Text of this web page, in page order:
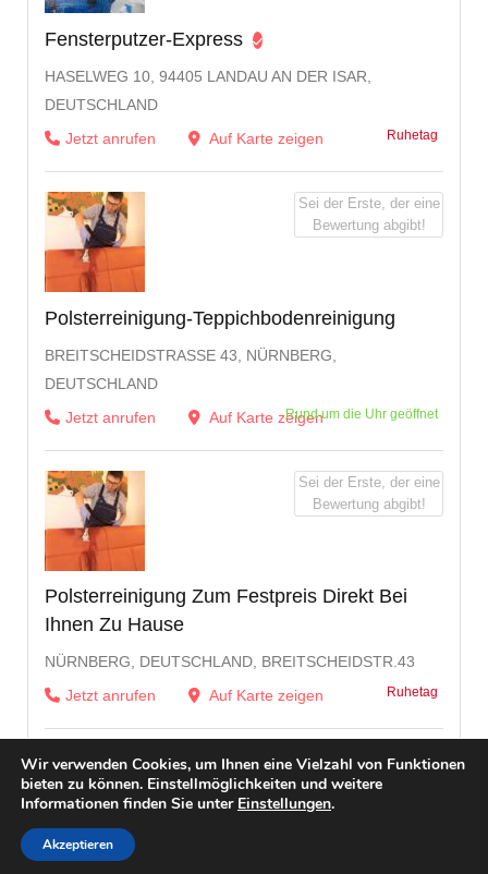
Fensterputzer-Express
HASELWEG 10, 94405 LANDAU AN DER ISAR,
DEUTSCHLAND
Jetzt anrufen
Auf Karte zeigen Ruhetag
Polsterreinigung-Teppichbodenreinigung
BREITSCHEIDSTRASSE 43, NÜRNBERG, D
EUTSCHLAND
Jetzt anrufen
Auf Karte zeigenRund um die Uhr geöffnet
Sei der Erste, der eine
Bewertung abgibt!
Polsterreinigung Zum Festpreis Direkt Bei
Ihnen Zu Hause
NÜRNBERG, DEUTSCHLAND, BREITSCHEIDSTR.43
Jetzt anrufen
Auf Karte zeigen Ruhetag
Sei der Erste, der eine
Bewertung abgibt!
Wir verwenden Cookies, um Ihnen eine Vielzahl von Funktionen
bieten zu können. Einstellmöglichkeiten und weitere
Informationen finden Sie unter Einstellungen.
Akzeptieren